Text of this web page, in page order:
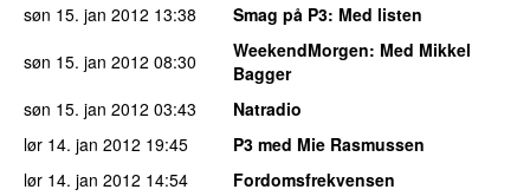
søn 15. jan 2012 13:38 Smag på P3: Med listen
søn 15. jan 2012 08:30 WeekendMorgen: Med Mikkel
Bagger
søn 15. jan 2012 03:43
Natradio
lør 14. jan 2012 19:45
P3 med Mie Rasmussen
lør 14. jan 2012 14:54 Fordomsfrekvensen